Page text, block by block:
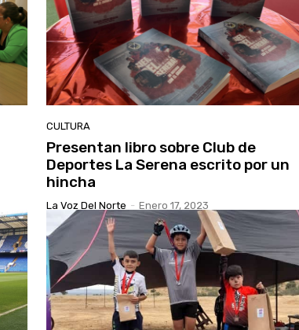
CULTURA
Presentan libro sobre Club de
Deportes La Serena escrito por un
hincha
La Voz Del Norte - Enero 17, 2023